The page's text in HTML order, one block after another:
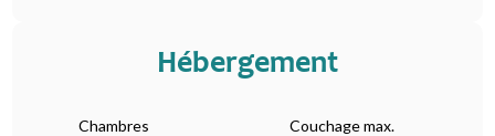
Hébergement
Chambres
Couchage max.